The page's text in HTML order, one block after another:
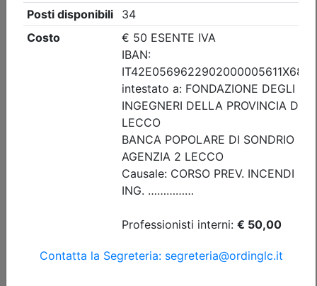
Crediti:
6 cfp
Durata:8 ore
Iscrizioni:
dal 05/08/2026 al 10/09/2026
seminario
Allegati
Note
- professionisti appartenenti all'Ordine organizzatore
Posti disponibili: 50
Iscrizione